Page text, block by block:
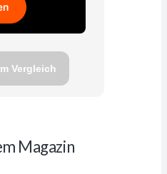
Vergleich
Magazin